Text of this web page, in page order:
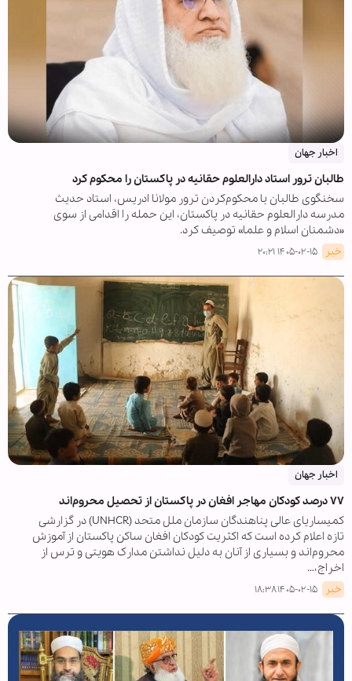
اخبار جهان
طالبان ترور استاد دارالعلوم حقانیه در پاکستان را محکوم کرد
سخنگوی طالبان با محکوم‌کردن ترور مولانا ادریس، استاد حدیث
مدرسه دارالعلوم حقانیه در پاکستان، این حمله را اقدامی از سوی
«دشمنان اسلام و علما» توصیف کرد.
خبر ۱۴۰۵-۰۲-۱۵ ۲۰:۲۱
اخبار جهان
۷۷ درصد کودکان مهاجر افغان در پاکستان از تحصیل محروم‌اند
کمیساریای عالی پناهندگان سازمان ملل متحد (UNHCR) در گزارشی
تازه اعلام کرده است که اکثریت کودکان افغان ساکن پاکستان از آموزش
محروم‌اند و بسیاری از آنان به دلیل نداشتن مدارک هویتی و ترس از
اخراج،…
خبر ۱۴۰۵-۰۲-۱۵ ۱۸:۳۸